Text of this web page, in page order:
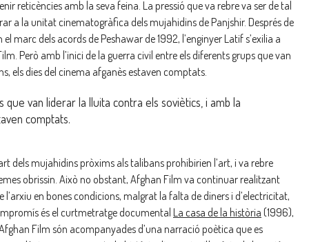
reticències amb la seva feina. La pressió que va rebre va ser de tal
a la unitat cinematogràfica dels mujahidins de Panjshir. Després de
marc dels acords de Peshawar de 1992, l’enginyer Latif s’exilia a
Però amb l’inici de la guerra civil entre els diferents grups que van
els dies del cinema afganès estaven comptats.
van liderar la lluita contra els soviètics, i amb la
comptats.
dels mujahidins pròxims als talibans prohibirien l’art, i va rebre
obrissin. Això no obstant, Afghan Film va continuar realitzant
en bones condicions, malgrat la falta de diners i d’electricitat,
és el curtmetratge documental La casa de la història (1996),
Film són acompanyades d’una narració poètica que es